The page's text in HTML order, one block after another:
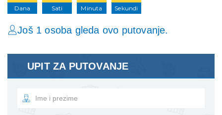
Dana Sati Minuta Sekundi
Još 1 osoba gleda ovo putovanje.
UPIT ZA PUTOVANJE